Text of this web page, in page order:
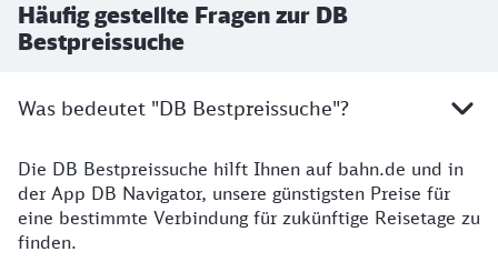
Häufig gestellte Fragen zur DB
Bestpreissuche
Was bedeutet "DB Bestpreissuche"?
Die DB Bestpreissuche hilft Ihnen auf bahn.de und in
der App DB Navigator, unsere günstigsten Preise für
eine bestimmte Verbindung für zukünftige Reisetage zu
finden.